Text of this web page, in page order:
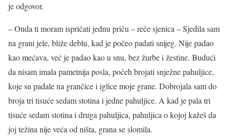
je odgovor.
– Onda ti moram ispričati jednu priču – reče sjenica – Sjedila sam
na grani jele, bliže deblu, kad je počeo padati snijeg. Nije padao
kao mećava, već je padao kao u snu, bez žurbe i žestine. Budući
da nisam imala pametnija posla, počeh brojati snježne pahuljice,
koje su padale na grančice i iglice moje grane. Dobrojala sam do
broja tri tisuće sedam stotina i jedne pahuljice. A kad je pala tri
tisuće sedam stotina i druga pahuljica, pahuljica o kojoj kažeš da
joj težina nije veća od ništa, grana se slomila.